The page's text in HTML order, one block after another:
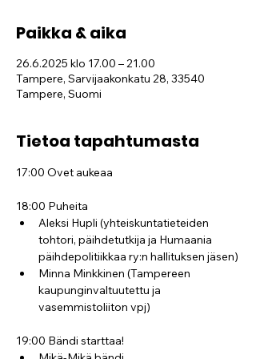
Paikka & aika
26.6.2025 klo 17.00 – 21.00
Tampere, Sarvijaakonkatu 28, 33540
Tampere, Suomi
Tietoa tapahtumasta
17:00 Ovet aukeaa
18:00 Puheita
Aleksi Hupli (yhteiskuntatieteiden
tohtori, päihdetutkija ja Humaania
päihdepolitiikkaa ry:n hallituksen jäsen)
Minna Minkkinen (Tampereen
kaupunginvaltuutettu ja
vasemmistoliiton vpj)
19:00 Bändi starttaa!